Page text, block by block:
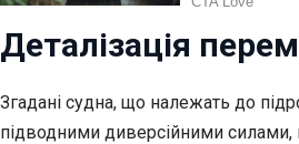
Деталізація
Згадані судна, що належать до
підводними диверсійними силами,